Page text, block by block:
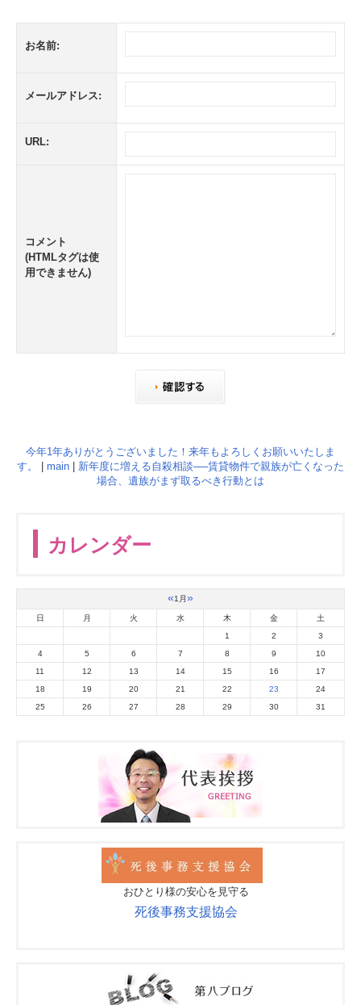
お名前:
メールアドレス:
URL:
コメント
(HTMLタグは使
用できません)
今年1年ありがとうございました！来年もよろしくお願いいたしま
す。
main
新年度に増える自殺相談──賃貸物件で親族が亡くなった
場合、遺族がまず取るべき行動とは
カレンダー
«1月»
日 月 火 水 木 金
土
1
2
3
4
5 6 7 8 9
10
11
12 13 14 15 16
17
18
19 20 21 22 23
24
25
26 27 28 29 30 31
おひとり様の安心を見守る
死後事務支援協会